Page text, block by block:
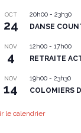
OCT
24
20h00 - 23h30
DANSE
NOV
4
12h00 - 17h00
RETRAITE
NOV
14
19h00 - 23h30
COLOMIERS
le calendrier